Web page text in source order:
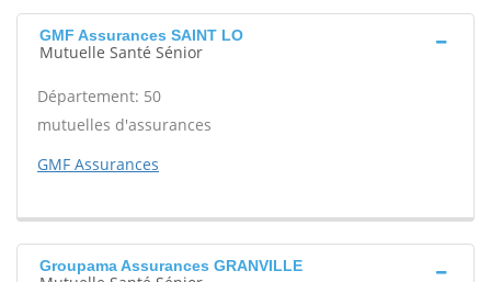
GMF Assurances SAINT LO
Mutuelle Santé Sénior
Département: 50
mutuelles d'assurances
GMF Assurances
Groupama Assurances GRANVILLE